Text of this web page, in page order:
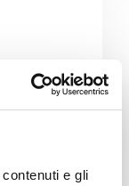
e gli